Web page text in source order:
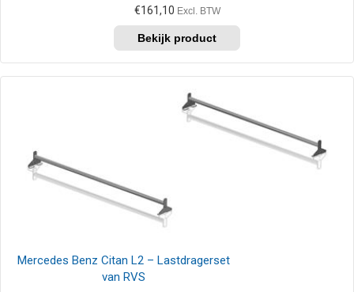
€161,10 Excl. BTW
Mercedes Benz Citan L2 – Lastdragerset
van RVS